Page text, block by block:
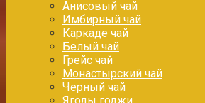
Анисовый чай
Имбирный чай
Каркаде чай
Белый чай
Грейс чай
Монастырский чай
Черный чай